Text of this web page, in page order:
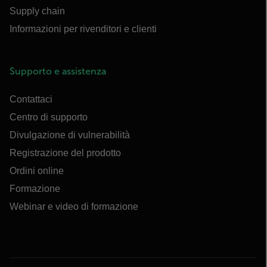
Supply chain
Informazioni per rivenditori e clienti
Supporto e assistenza
Contattaci
Centro di supporto
Divulgazione di vulnerabilità
Registrazione del prodotto
Ordini online
Formazione
Webinar e video di formazione